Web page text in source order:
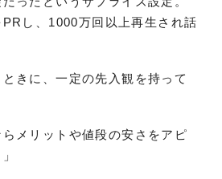
し、1000万回以上再生され話
きに、一定の先入観を持って
らメリットや値段の安さをアピ